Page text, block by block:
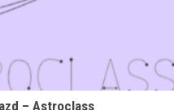
– Astroclass